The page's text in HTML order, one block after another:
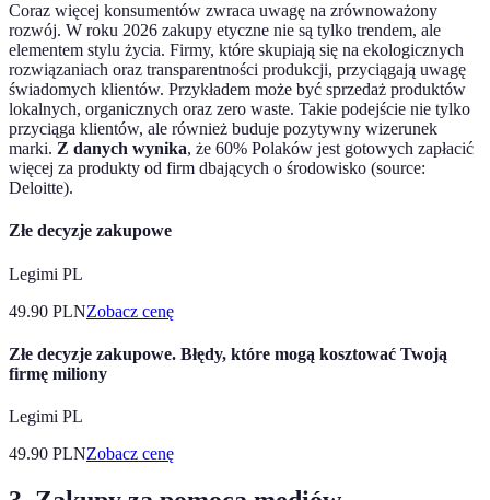
Coraz więcej konsumentów zwraca uwagę na zrównoważony
rozwój. W roku 2026 zakupy etyczne nie są tylko trendem, ale
elementem stylu życia. Firmy, które skupiają się na ekologicznych
rozwiązaniach oraz transparentności produkcji, przyciągają uwagę
świadomych klientów. Przykładem może być sprzedaż produktów
lokalnych, organicznych oraz zero waste. Takie podejście nie tylko
przyciąga klientów, ale również buduje pozytywny wizerunek
marki. Z danych wynika, że 60% Polaków jest gotowych zapłacić
więcej za produkty od firm dbających o środowisko (source:
Deloitte).
Złe decyzje zakupowe
Legimi PL
49.90 PLNZobacz cenę
Złe decyzje zakupowe. Błędy, które mogą kosztować Twoją
firmę miliony
Legimi PL
49.90 PLNZobacz cenę